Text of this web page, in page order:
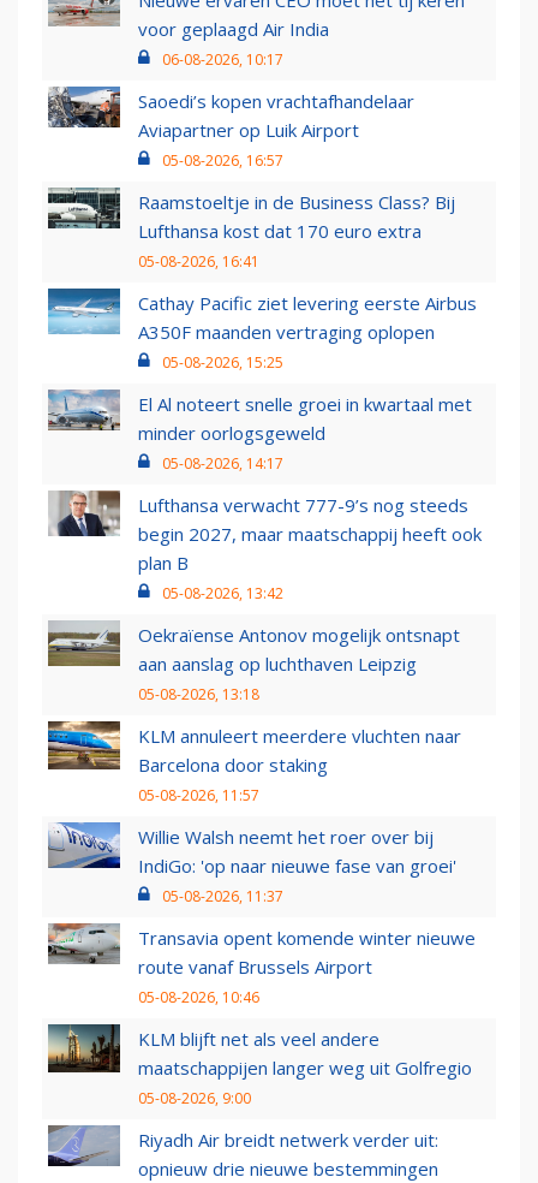
voor geplaagd Air India
06-08-2026, 10:17
Saoedi’s kopen vrachtafhandelaar
Aviapartner op Luik Airport
05-08-2026, 16:57
Raamstoeltje in de Business Class? Bij
Lufthansa kost dat 170 euro extra
05-08-2026, 16:41
Cathay Pacific ziet levering eerste Airbus
A350F maanden vertraging oplopen
05-08-2026, 15:25
El Al noteert snelle groei in kwartaal met
minder oorlogsgeweld
05-08-2026, 14:17
Lufthansa verwacht 777-9’s nog steeds
begin 2027, maar maatschappij heeft ook
plan B
05-08-2026, 13:42
Oekraïense Antonov mogelijk ontsnapt
aan aanslag op luchthaven Leipzig
05-08-2026, 13:18
KLM annuleert meerdere vluchten naar
Barcelona door staking
05-08-2026, 11:57
Willie Walsh neemt het roer over bij
IndiGo: 'op naar nieuwe fase van groei'
05-08-2026, 11:37
Transavia opent komende winter nieuwe
route vanaf Brussels Airport
05-08-2026, 10:46
KLM blijft net als veel andere
maatschappijen langer weg uit Golfregio
05-08-2026, 9:00
Riyadh Air breidt netwerk verder uit:
opnieuw drie nieuwe bestemmingen